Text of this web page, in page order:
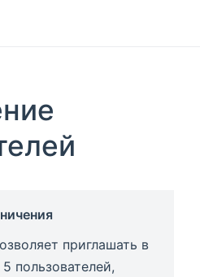
приглашать в
пользователей,